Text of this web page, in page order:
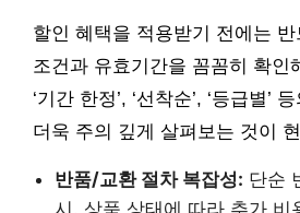
할인 혜택을 적용받기 전에는 반
조건과 유효기간을 꼼꼼히 확인
‘기간 한정’, ‘선착순’, ‘등급별’
더욱 주의 깊게 살펴보는 것이
반품/교환 절차 복잡성: 단순